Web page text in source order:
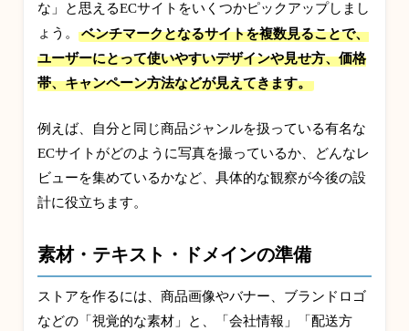
な」と思えるECサイトをいくつかピックアップしまし
ょう。
ベンチマークとなるサイトを複数見ることで、
ユーザーにとって使いやすいデザインや見せ方、価格
帯、キャンペーン方法などが見えてきます。
例えば、自分と同じ商品ジャンルを扱っている有名な
ECサイトがどのように写真を撮っているか、どんなレ
ビューを集めているかなど、具体的な観察が今後の設
計に役立ちます。
素材・テキスト・ドメインの準備
ストアを作るには、商品画像やバナー、ブランドロゴ
などの「視覚的な素材」と、「会社情報」「配送方